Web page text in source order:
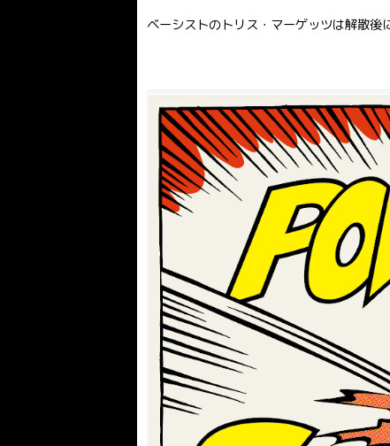
ベーシストのトリス・マーゲッツは解散